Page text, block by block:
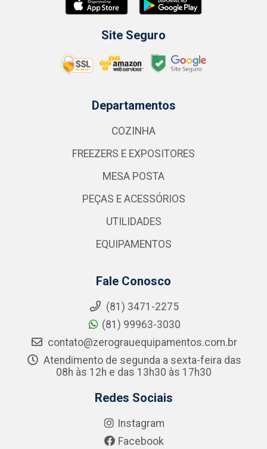
Site Seguro
Departamentos
COZINHA
FREEZERS E EXPOSITORES
MESA POSTA
PEÇAS E ACESSÓRIOS
UTILIDADES
EQUIPAMENTOS
Fale Conosco
(81) 3471-2275
(81) 99963-3030
contato@zerograuequipamentos.com.br
Atendimento de segunda a sexta-feira das
08h às 12h e das 13h30 às 17h30
Redes Sociais
Instagram
Facebook